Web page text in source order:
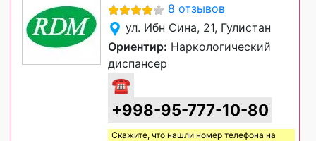
8 отзывов
ул. Ибн Сина, 21, Гулистан
Ориентир: Наркологический
диспансер
☎
+998-95-777-10-80
Скажите, что нашли номер телефона на